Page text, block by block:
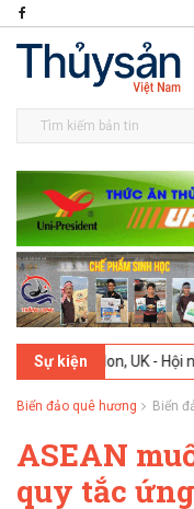
Sự kiện
UK - Hội nghị
Biển đảo quê hương Biển
ASEAN
quy tắc